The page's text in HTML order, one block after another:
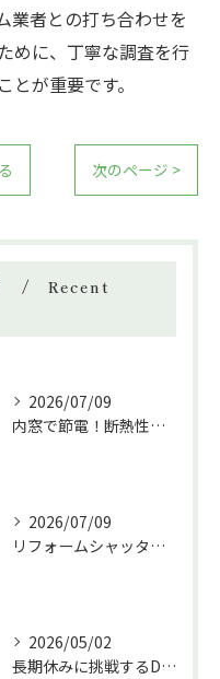
業者との打ち合わせを
めに、丁寧な調査を行
が重要です。
次のページ >
Recent
2026/07/09
内窓で節電！断熱性能と補助金活用法
2026/07/09
リフォームシャッターで叶える台風対策の効果的方法
2026/05/02
長期休みに挑戦するDIYリフォームの極意